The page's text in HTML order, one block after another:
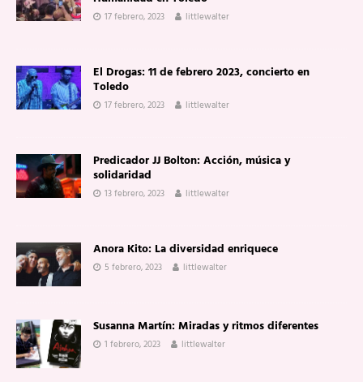
17 febrero, 2023 littlewalter
El Drogas: 11 de febrero 2023, concierto en
Toledo
17 febrero, 2023 littlewalter
Predicador JJ Bolton: Acción, música y
solidaridad
13 febrero, 2023 littlewalter
Anora Kito: La diversidad enriquece
5 febrero, 2023 littlewalter
Susanna Martín: Miradas y ritmos diferentes
1 febrero, 2023 littlewalter